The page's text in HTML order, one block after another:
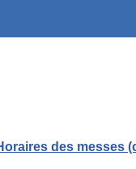
des messes